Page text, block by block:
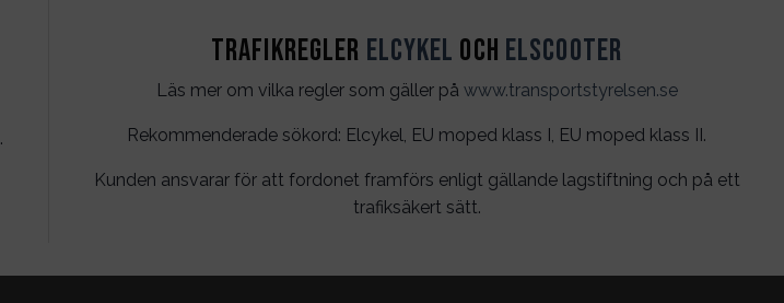
.
Trafikregler Elcykel och Elscooter
Läs mer om vilka regler som gäller på www.transportstyrelsen.se
Rekommenderade sökord: Elcykel, EU moped klass I, EU moped klass II.
Kunden ansvarar för att fordonet framförs enligt gällande lagstiftning och på ett
trafiksäkert sätt.